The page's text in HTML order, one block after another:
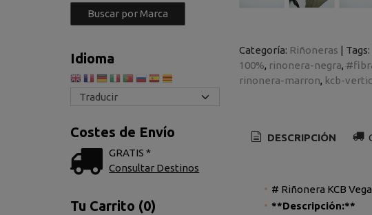
Idioma
Costes de Envío
GRATIS *
Consultar Destinos
Tu Carrito (0)
Categoría: Riñoneras | Tags:
100% rinonera-negra
rinonera-marron kcb-
DESCRIPCIÓN
# Riñonera KCB
**Descripción:**